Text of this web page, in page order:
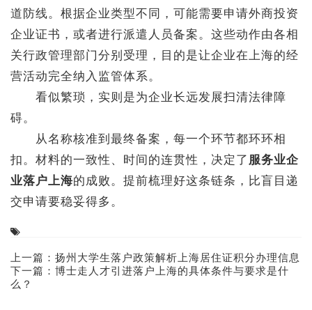
道防线。根据企业类型不同，可能需要申请外商投资
企业证书，或者进行派遣人员备案。这些动作由各相
关行政管理部门分别受理，目的是让企业在上海的经
营活动完全纳入监管体系。
看似繁琐，实则是为企业长远发展扫清法律障
碍。
从名称核准到最终备案，每一个环节都环环相
扣。材料的一致性、时间的连贯性，决定了 服务业企
业落户上海的成败。提前梳理好这条链条，比盲目递
交申请要稳妥得多。
上一篇： 扬州大学生落户政策解析上海居住证积分办理信息
下一篇： 博士走人才引进落户上海的具体条件与要求是什
么？